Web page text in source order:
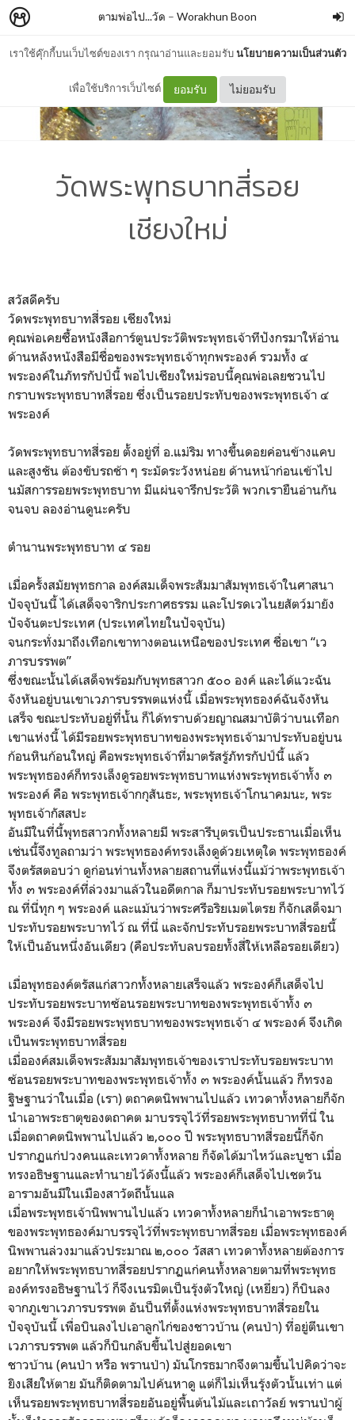
เราใช้คุ๊กกี้บนเว็บไซต์ของเรา กรุณาอ่านและยอมรับนโยบายความเป็นส่วนตัว
เพื่อใช้บริการเว็บไซต์ ยอมรับ ไม่ยอมรับ
ตามพ่อไป...วัด – Worakhun Boon
วัดพระพุทธบาทสี่รอย
เชียงใหม่
สวัสดีครับ
วัดพระพุทธบาทสี่รอย เชียงใหม่
คุณพ่อเคยซื้อหนังสือการ์ตูนประวัติพระพุทธเจ้าทีปังกรมาให้อ่าน
ด้านหลังหนังสือมีชื่อของพระพุทธเจ้าทุกพระองค์ รวมทั้ง ๔
พระองค์ในภัทรกัปป์นี้ พอไปเชียงใหม่รอบนี้คุณพ่อเลยชวนไป
กราบพระพุทธบาทสี่รอย ซึ่งเป็นรอยประทับของพระพุทธเจ้า ๔
พระองค์
วัดพระพุทธบาทสี่รอย ตั้งอยู่ที่ อ.แม่ริม ทางขึ้นดอยค่อนข้างแคบ
และสูงชัน ต้องขับรถช้า ๆ ระมัดระวังหน่อย ด้านหน้าก่อนเข้าไป
นมัสการรอยพระพุทธบาท มีแผ่นจารึกประวัติ พวกเรายืนอ่านกัน
จนจบ ลองอ่านดูนะครับ
ตำนานพระพุทธบาท ๔ รอย
เมื่อครั้งสมัยพุทธกาล องค์สมเด็จพระสัมมาสัมพุทธเจ้าในศาสนา
ปัจจุบันนี้ ได้เสด็จจาริกประกาศธรรม และโปรดเวไนยสัตว์มายัง
ปัจจันตะประเทศ (ประเทศไทยในปัจจุบัน)
จนกระทั่งมาถึงเทือกเขาทางตอนเหนือของประเทศ ชื่อเขา “เว
ภารบรรพต”
ซึ่งขณะนั้นได้เสด็จพร้อมกับพุทธสาวก ๕๐๐ องค์ และได้แวะฉัน
จังหันอยู่บนเขาเวภารบรรพตแห่งนี้ เมื่อพระพุทธองค์ฉันจังหัน
เสร็จ ขณะประทับอยู่ที่นั้น ก็ได้ทราบด้วยญาณสมาบัติว่าบนเทือก
เขาแห่งนี้ ได้มีรอยพระพุทธบาทของพระพุทธเจ้ามาประทับอยู่บน
ก้อนหินก้อนใหญ่ คือพระพุทธเจ้าที่มาตรัสรู้ภัทรกัปป์นี้ แล้ว
พระพุทธองค์ก็ทรงเล็งดูรอยพระพุทธบาทแห่งพระพุทธเจ้าทั้ง ๓
พระองค์ คือ พระพุทธเจ้ากกุสันธะ, พระพุทธเจ้าโกนาคมนะ, พระ
พุทธเจ้ากัสสปะ
อันมีในที่นี้พุทธสาวกทั้งหลายมี พระสารีบุตรเป็นประธานเมื่อเห็น
เช่นนี้จึงทูลถามว่า พระพุทธองค์ทรงเล็งดูด้วยเหตุใด พระพุทธองค์
จึงตรัสตอบว่า ดูก่อนท่านทั้งหลายสถานที่แห่งนี้แม้ว่าพระพุทธเจ้า
ทั้ง ๓ พระองค์ที่ล่วงมาแล้วในอดีตกาล ก็มาประทับรอยพระบาทไว้
ณ ที่นี่ทุก ๆ พระองค์ และแม้นว่าพระศรีอริยเมตไตรย ก็จักเสด็จมา
ประทับรอยพระบาทไว้ ณ ที่นี่ และจักประทับรอยพระบาทสี่รอยนี้
ให้เป็นอันหนึ่งอันเดียว (คือประทับลบรอยทั้งสี่ให้เหลือรอยเดียว)
เมื่อพุทธองค์ตรัสแก่สาวกทั้งหลายเสร็จแล้ว พระองค์ก็เสด็จไป
ประทับรอยพระบาทซ้อนรอยพระบาทของพระพุทธเจ้าทั้ง ๓
พระองค์ จึงมีรอยพระพุทธบาทของพระพุทธเจ้า ๔ พระองค์ จึงเกิด
เป็นพระพุทธบาทสี่รอย
เมื่อองค์สมเด็จพระสัมมาสัมพุทธเจ้าของเราประทับรอยพระบาท
ซ้อนรอยพระบาทของพระพุทธเจ้าทั้ง ๓ พระองค์นั้นแล้ว ก็ทรงอ
ฐิษฐานว่าในเมื่อ (เรา) ตถาคตนิพพานไปแล้ว เทวดาทั้งหลายก็จัก
นำเอาพระธาตุของตถาคต มาบรรจุไว้ที่รอยพระพุทธบาทที่นี่ ใน
เมื่อตถาคตนิพพานไปแล้ว ๒,๐๐๐ ปี พระพุทธบาทสี่รอยนี้ก็จัก
ปรากฏแก่ปวงคนและเทวดาทั้งหลาย ก็จัดได้มาไหว้และบูชา เมื่อ
ทรงอธิษฐานและทำนายไว้ดังนี้แล้ว พระองค์ก็เสด็จไปเชตวัน
อารามอันมีในเมืองสาวัตถีนั้นแล
เมื่อพระพุทธเจ้านิพพานไปแล้ว เทวดาทั้งหลายก็นำเอาพระธาตุ
ของพระพุทธองค์มาบรรจุไว้ที่พระพุทธบาทสี่รอย เมื่อพระพุทธองค์
นิพพานล่วงมาแล้วประมาณ ๒,๐๐๐ วัสสา เทวดาทั้งหลายต้องการ
อยากให้พระพุทธบาทสี่รอยปรากฏแก่คนทั้งหลายตามที่พระพุทธ
องค์ทรงอธิษฐานไว้ ก็จึงเนรมิตเป็นรุ้งตัวใหญ่ (เหยี่ยว) ก็บินลง
จากภูเขาเวภารบรรพต อันป็นที่ตั้งแห่งพระพุทธบาทสี่รอยใน
ปัจจุบันนี้ เพื่อบินลงไปเอาลูกไก่ของชาวบ้าน (คนป่า) ที่อยู่ตีนเขา
เวภารบรรพต แล้วก็บินกลับขึ้นไปสู่ยอดเขา
ชาวบ้าน (คนป่า หรือ พรานป่า) มันโกรธมากจึงตามขึ้นไปคิดว่าจะ
ยิงเสียให้ตาย มันก็ติดตามไปค้นหาดู แต่ก็ไม่เห็นรุ้งตัวนั้นเท่า แต่
เห็นรอยพระพุทธบาทสี่รอยอันอยู่พื้นต้นไม้และเถาวัลย์ พรานป่าผู้